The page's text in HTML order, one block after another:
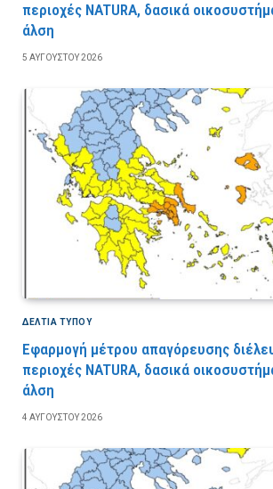
περιοχές NATURA, δασικά
άλση
5 ΑΥΓΟΎΣΤΟΥ 2026
ΔΕΛΤΙΑ ΤΥΠΟΥ
Εφαρμογή μέτρου απαγόρευσης
περιοχές NATURA, δασικά
άλση
4 ΑΥΓΟΎΣΤΟΥ 2026